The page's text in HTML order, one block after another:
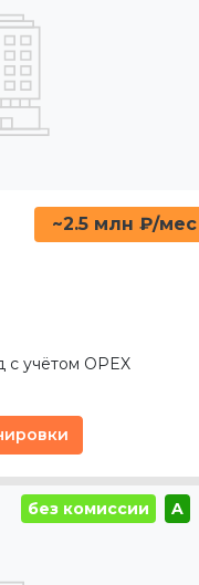
~2.5 млн ₽/мес
с учётом OPEX
без комиссии A